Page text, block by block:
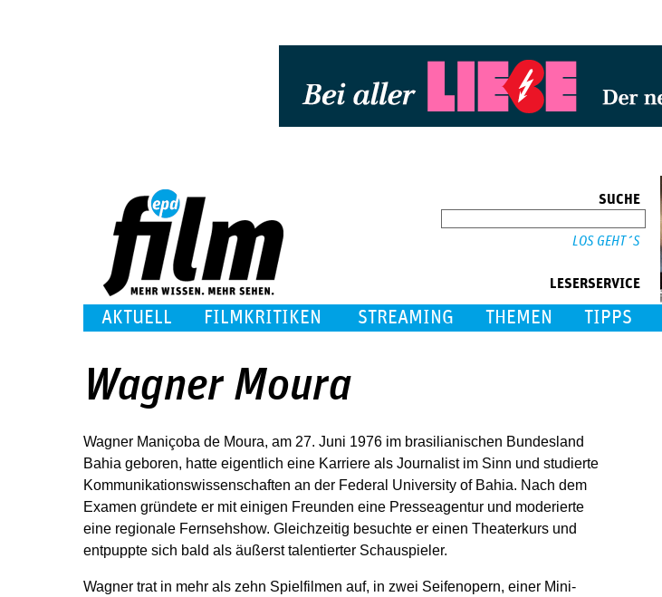
SUCHE
LESERSERVICE
AKTUELL FILMKRITIKEN STREAMING THEMEN TIPPS
Wagner Moura
Wagner Maniçoba de Moura, am 27. Juni 1976 im brasilianischen Bundesland
Bahia geboren, hatte eigentlich eine Karriere als Journalist im Sinn und studierte
Kommunikationswissenschaften an der Federal University of Bahia. Nach dem
Examen gründete er mit einigen Freunden eine Presseagentur und moderierte
eine regionale Fernsehshow. Gleichzeitig besuchte er einen Theaterkurs und
entpuppte sich bald als äußerst talentierter Schauspieler.
Wagner trat in mehr als zehn Spielfilmen auf, in zwei Seifenopern, einer Mini-